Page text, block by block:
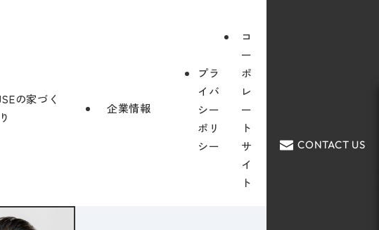
の家づく
り
企業情報
プラ
イバ
シー
ポリ
シー
コ
ー
ポ
レ
ー
ト
サ
イ
ト
CONTACT US